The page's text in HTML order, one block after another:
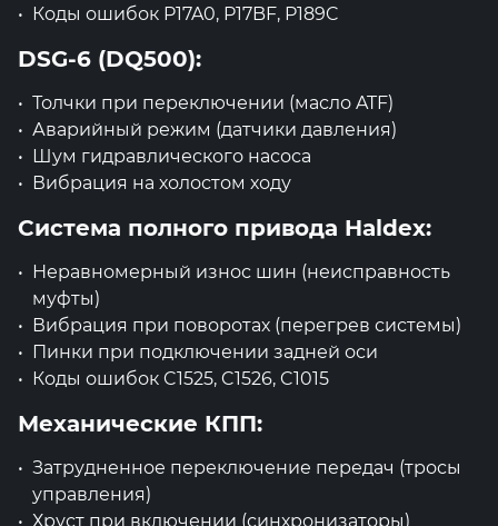
Коды ошибок P17A0, P17BF, P189C
DSG-6 (DQ500):
Толчки при переключении (масло ATF)
Аварийный режим (датчики давления)
Шум гидравлического насоса
Вибрация на холостом ходу
Система полного привода Haldex:
Неравномерный износ шин (неисправность
муфты)
Вибрация при поворотах (перегрев системы)
Пинки при подключении задней оси
Коды ошибок C1525, C1526, C1015
Механические КПП:
Затрудненное переключение передач (тросы
управления)
Хруст при включении (синхронизаторы)